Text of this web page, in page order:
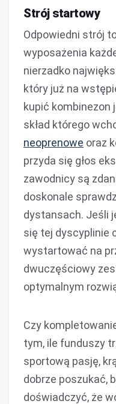
Strój startowy
Odpowiedni strój
wyposażenia
nierzadko
który już na
kupić kombinezon
skład którego
neoprenowe oraz
przyda się głos
zawodnicy są
doskonale
dystansach. Jeśli
się tej dyscyplinie
wystartować na
dwuczęściowy
optymalnym
Czy
tym, ile funduszy
sportową pasję,
dobrze poszukać,
doświadczyć, że